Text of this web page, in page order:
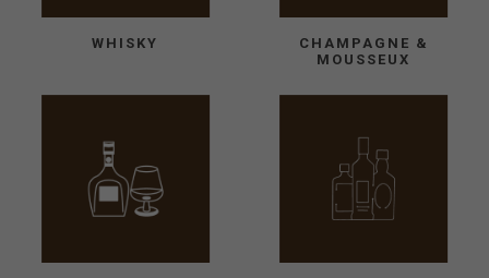
WHISKY
CHAMPAGNE &
MOUSSEUX